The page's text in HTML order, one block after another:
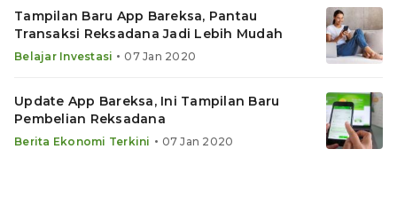
Tampilan Baru App Bareksa, Pantau
Transaksi Reksadana Jadi Lebih Mudah
Belajar Investasi • 07 Jan 2020
Update App Bareksa, Ini Tampilan Baru
Pembelian Reksadana
Berita Ekonomi Terkini • 07 Jan 2020